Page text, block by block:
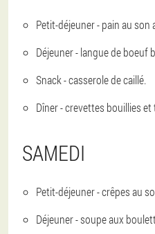
Petit-déjeuner - pain au son
Déjeuner - langue de boeuf
Snack - casserole de caillé.
Dîner - crevettes bouillies et
SAMEDI
Petit-déjeuner - crêpes au
Déjeuner - soupe aux